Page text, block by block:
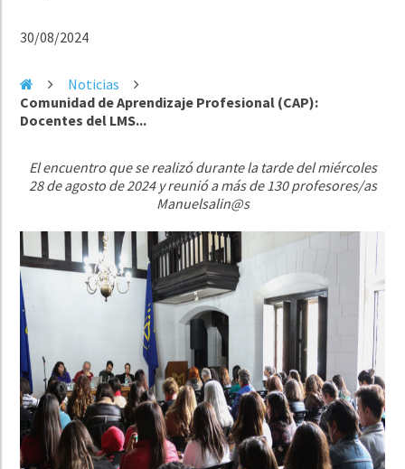
30/08/2024
Noticias
Comunidad de Aprendizaje Profesional (CAP):
Docentes del LMS...
El encuentro que se realizó durante la tarde del miércoles
28 de agosto de 2024 y reunió a más de 130 profesores/as
Manuelsalin@s